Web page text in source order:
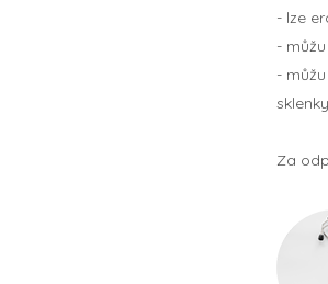
- lze
-
-
Za